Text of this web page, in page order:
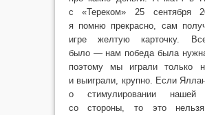
с «Тереком» 25 сентября
я помню прекрасно, сам
игре желтую карточку.
было — нам победа была нужна
поэтому мы играли только
и выиграли, крупно. Если
о стимулировании нашей
со стороны, то это нельзя